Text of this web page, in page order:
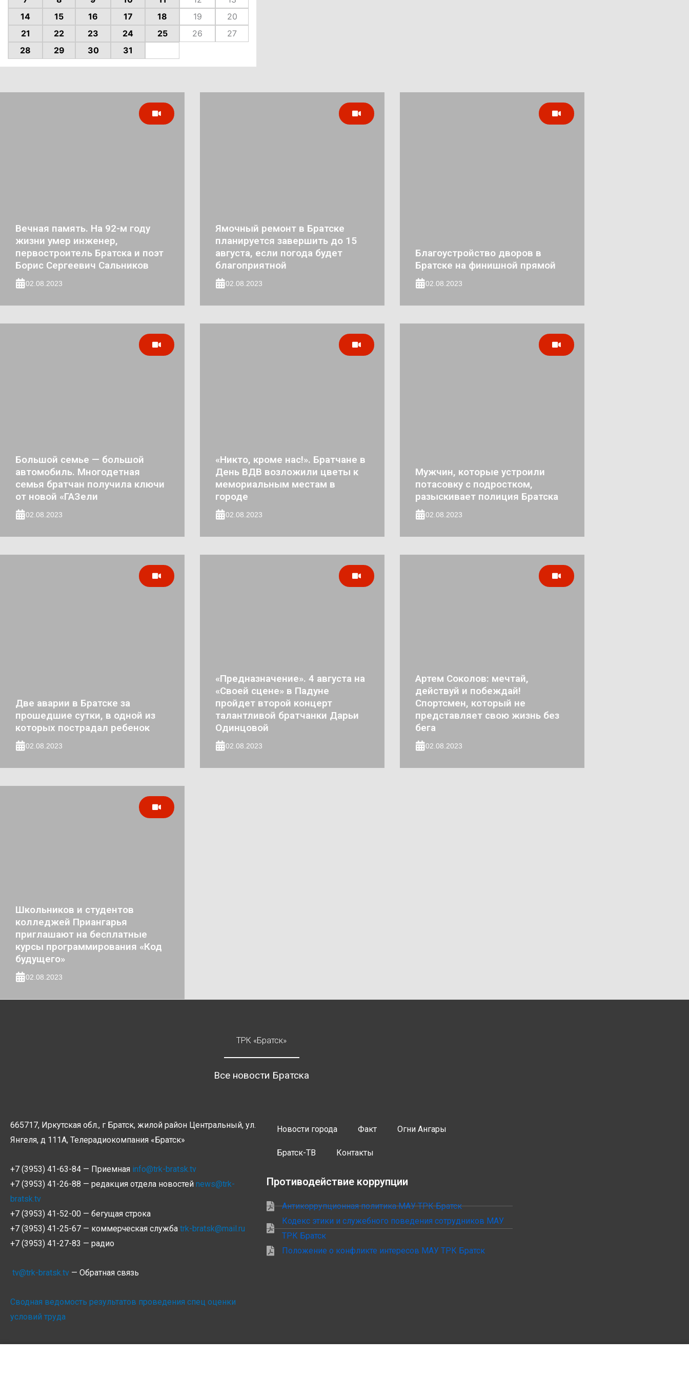
14
15 16 17 18 19
20
21
22 23 24 25 26
27
28
29 30 31
Вечная память. На 92-м году
жизни умер инженер,
первостроитель Братска и поэт
Борис Сергеевич Сальников
02.08.2023
Ямочный ремонт в Братске
планируется завершить до 15
августа, если погода будет
благоприятной
02.08.2023
Благоустройство дворов в
Братске на финишной прямой
02.08.2023
Большой семье — большой
автомобиль. Многодетная
семья братчан получила ключи
от новой «ГАЗели
02.08.2023
«Никто, кроме нас!». Братчане в
День ВДВ возложили цветы к
мемориальным местам в
городе
02.08.2023
Мужчин, которые устроили
потасовку с подростком,
разыскивает полиция Братска
02.08.2023
Две аварии в Братске за
прошедшие сутки, в одной из
которых пострадал ребенок
02.08.2023
«Предназначение». 4 августа на
«Своей сцене» в Падуне
пройдет второй концерт
талантливой братчанки Дарьи
Одинцовой
02.08.2023
Артем Соколов: мечтай,
действуй и побеждай!
Спортсмен, который не
представляет свою жизнь без
бега
02.08.2023
Школьников и студентов
колледжей Приангарья
приглашают на бесплатные
курсы программирования «Код
будущего»
02.08.2023
ТРК «Братск»
Все новости Братска
665717, Иркутская обл., г Братск, жилой район Центральный, ул.
Янгеля, д 111А, Телерадиокомпания «Братск»
+7 (3953) 41-63-84 — Приемная info@trk-bratsk.tv
+7 (3953) 41-26-88 — редакция отдела новостей news@trk-
bratsk.tv
+7 (3953) 41-52-00 — бегущая строка
+7 (3953) 41-25-67 — коммерческая служба trk-bratsk@mail.ru
+7 (3953) 41-27-83 — радио
tv@trk-bratsk.tv — Обратная связь
Сводная ведомость результатов проведения спец оценки
условий труда
Новости города Факт Огни Ангары
Братск-ТВ Контакты
Противодействие коррупции
Антикоррупционная политика МАУ ТРК Братск
Кодекс этики и служебного поведения сотрудников МАУ
ТРК Братск
Положение о конфликте интересов МАУ ТРК Братск